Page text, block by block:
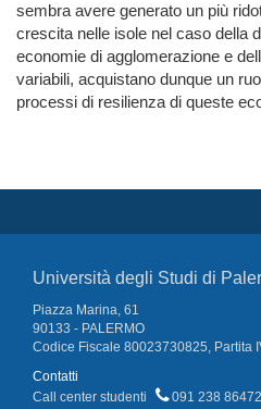
sembra avere generato un più
crescita nelle isole nel caso della
economie di agglomerazione e
variabili, acquistano dunque un
processi di resilienza di queste
Università degli Studi di
Piazza Marina, 61
90133 - PALERMO
Codice Fiscale 80023730825, Partita
Contatti
Call center studenti
091 238 86472